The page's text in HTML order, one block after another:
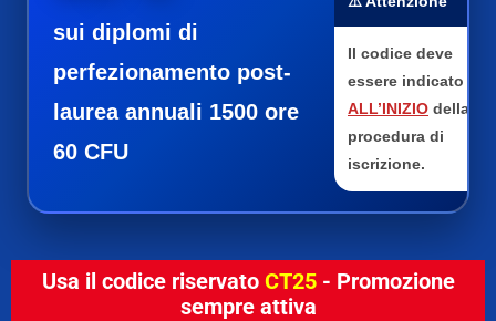
sui diplomi di
perfezionamento post-
laurea annuali 1500 ore
60 CFU
Il codice deve
essere indicato
ALL’INIZIO della
procedura di
iscrizione.
Usa il codice riservato CT25- Promozione
sempre attiva